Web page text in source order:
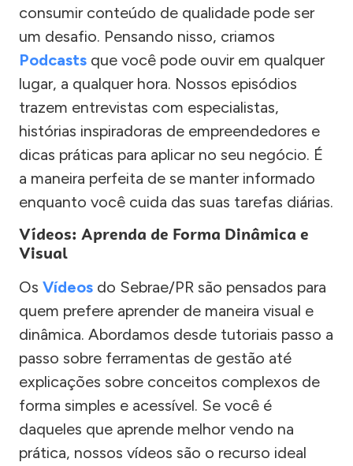
consumir conteúdo de qualidade pode ser
um desafio. Pensando nisso, criamos
Podcasts que você pode ouvir em qualquer
lugar, a qualquer hora. Nossos episódios
trazem entrevistas com especialistas,
histórias inspiradoras de empreendedores e
dicas práticas para aplicar no seu negócio. É
a maneira perfeita de se manter informado
enquanto você cuida das suas tarefas diárias.
Vídeos: Aprenda de Forma Dinâmica e
Visual
Os Vídeos do Sebrae/PR são pensados para
quem prefere aprender de maneira visual e
dinâmica. Abordamos desde tutoriais passo a
passo sobre ferramentas de gestão até
explicações sobre conceitos complexos de
forma simples e acessível. Se você é
daqueles que aprende melhor vendo na
prática, nossos vídeos são o recurso ideal